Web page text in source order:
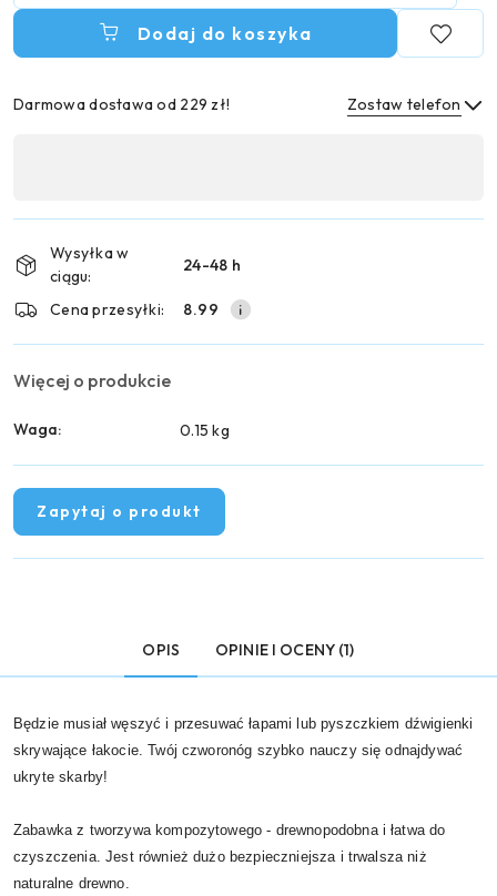
Dodaj do koszyka
Darmowa dostawa od 229 zł! Zostaw telefon
płatność
dostawa
Wysyłka w
ciągu:
24-48 h
Cena przesyłki: 8.99
Więcej o produkcie
Waga: 0.15 kg
Zapytaj o produkt
OPIS OPINIE I OCENY (1)
Będzie musiał węszyć i przesuwać łapami lub pyszczkiem dźwigienki
skrywające łakocie. Twój czworonóg szybko nauczy się odnajdywać
ukryte skarby!
Zabawka z tworzywa kompozytowego - drewnopodobna i łatwa do
czyszczenia. Jest również dużo bezpieczniejsza i trwalsza niż
naturalne drewno.